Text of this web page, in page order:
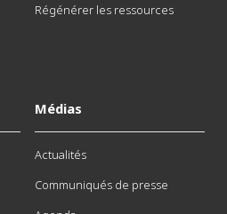
Régénérer les ressources
Médias
Actualités
Communiqués de presse